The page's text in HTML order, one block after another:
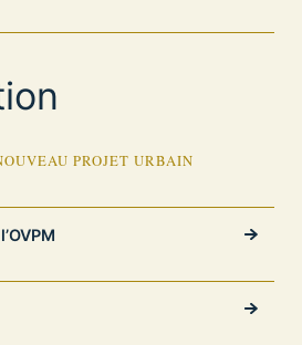
PROJET URBAIN